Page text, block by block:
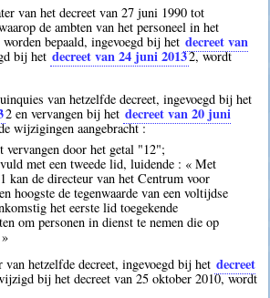
van het decreet van 27 juni 1990 tot
de ambten van het personeel in het
bepaald, ingevoegd bij het decreet van
bij het decreet van 24 juni 20132, wordt
van hetzelfde decreet, ingevoegd bij het
2 en vervangen bij het decreet van 20 juni
wijzigingen aangebracht :
vervangen door het getal "12";
met een tweede lid, luidende : « Met
kan de directeur van het Centrum voor
hoogste de tegenwaarde van een voltijdse
het eerste lid toegekende
om personen in dienst te nemen die op
hetzelfde decreet, ingevoegd bij het decreet
bij het decreet van 25 oktober 2010, wordt